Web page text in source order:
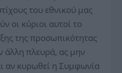
του εθνικού μας
οι κύριοι αυτοί το
της προσωπικότητας
άλλη πλευρά, ας μην
αν κυρωθεί η Συμφωνία